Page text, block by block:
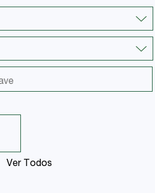
Ver Todos